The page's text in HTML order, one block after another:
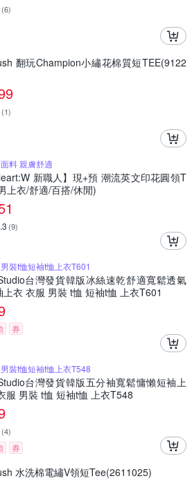
(6)
翻玩Champion小繡花棉質短TEE(9122
(1)
料 親膚舒適
新職人】現+預 潮流英文印花圓領T
上衣/舒適/百搭/休閒)
(9)
裝t恤短袖t恤上衣T601
台灣發貨韓版冰絲速乾舒適寬鬆透氣
上衣 衣服 男裝 t恤 短袖t恤 上衣T601
券
裝t恤短袖t恤上衣T548
台灣發貨韓版五分袖寬鬆慵懶短袖上
服 男裝 t恤 短袖t恤 上衣T548
(4)
券
水洗棉電繡V領短Tee(2611025)